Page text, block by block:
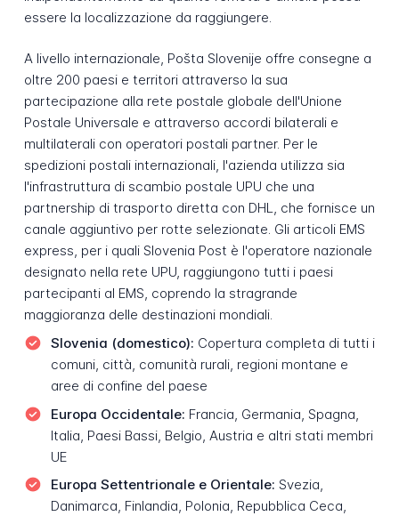
essere la localizzazione da raggiungere.
A livello internazionale, Pošta Slovenije offre consegne a
oltre 200 paesi e territori attraverso la sua
partecipazione alla rete postale globale dell'Unione
Postale Universale e attraverso accordi bilaterali e
multilaterali con operatori postali partner. Per le
spedizioni postali internazionali, l'azienda utilizza sia
l'infrastruttura di scambio postale UPU che una
partnership di trasporto diretta con DHL, che fornisce un
canale aggiuntivo per rotte selezionate. Gli articoli EMS
express, per i quali Slovenia Post è l'operatore nazionale
designato nella rete UPU, raggiungono tutti i paesi
partecipanti al EMS, coprendo la stragrande
maggioranza delle destinazioni mondiali.
Slovenia (domestico): Copertura completa di tutti i
comuni, città, comunità rurali, regioni montane e
aree di confine del paese
Europa Occidentale: Francia, Germania, Spagna,
Italia, Paesi Bassi, Belgio, Austria e altri stati membri
UE
Europa Settentrionale e Orientale: Svezia,
Danimarca, Finlandia, Polonia, Repubblica Ceca,